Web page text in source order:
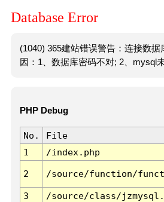
Database Error
(1040) 365建站错误警告：连接数据
因：1、数据库密码不对; 2、mysql未
PHP Debug
No. File
1
/index.php
2 /source/function/
3 /source/class/